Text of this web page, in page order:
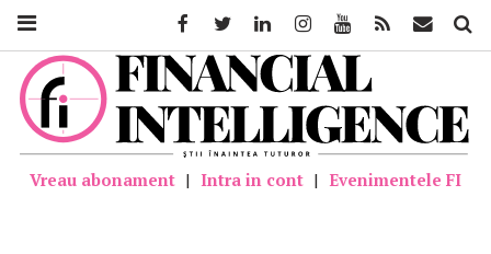
Vreau abonament | Intra in cont | Evenimentele FI
FacebookTwitter LinkedinInstagramYoutube Feed Mail